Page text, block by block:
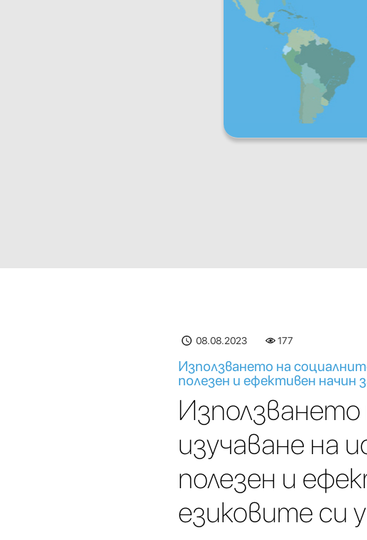
08.08.2023 177
Използването на
полезен и ефективен начин
изучаване на
полезен и
езиковите си